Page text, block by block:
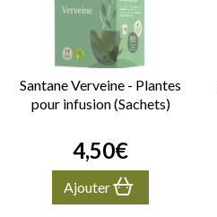
Santane Verveine - Plantes
pour infusion (Sachets)
4,50€
Ajouter